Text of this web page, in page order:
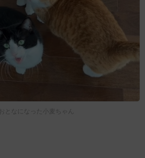
おとなになった小麦ちゃん